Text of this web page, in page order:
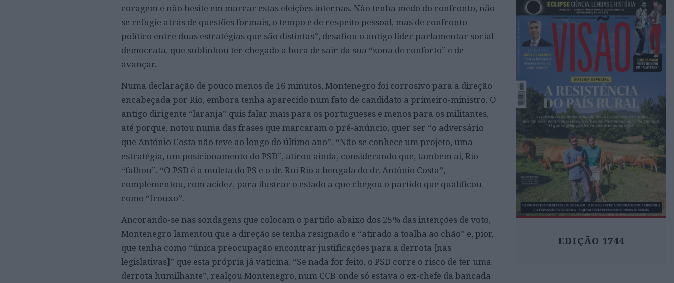
coragem e não hesite em marcar estas eleições internas. Não tenha medo do confronto, não
se refugie atrás de questões formais, o tempo é de respeito pessoal, mas de confronto
político entre duas estratégias que são distintas”, desafiou o antigo líder parlamentar social-
democrata, que sublinhou ter chegado a hora de sair da sua “zona de conforto” e de
avançar.
Numa declaração de pouco menos de 16 minutos, Montenegro foi corrosivo para a direção
encabeçada por Rio, embora tenha aparecido num fato de candidato a primeiro-ministro. O
antigo dirigente “laranja” quis falar mais para os portugueses e menos para os militantes,
até porque, notou numa das frases que marcaram o pré-anúncio, quer ser “o adversário
que António Costa não teve ao longo do último ano”. “Não se conhece um projeto, uma
estratégia, um posicionamento do PSD”, atirou ainda, considerando que, também aí, Rio
“falhou”. “O PSD é a muleta do PS e o dr. Rui Rio a bengala do dr. António Costa”,
complementou, com acidez, para ilustrar o estado a que chegou o partido que qualificou
como “frouxo”.
Ancorando-se nas sondagens que colocam o partido abaixo dos 25% das intenções de voto,
Montenegro lamentou que a direção se tenha resignado e “atirado a toalha ao chão” e, pior,
que tenha como “única preocupação encontrar justificações para a derrota [nas
legislativas]” que esta própria já vaticina. “Se nada for feito, o PSD corre o risco de ter uma
derrota humilhante”, realçou Montenegro, num CCB onde só estava o ex-chefe da bancada
EDIÇÃO 1744